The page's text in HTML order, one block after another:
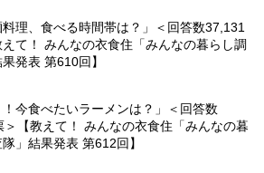
料理、食べる時間帯は？」＜回答数37,131
て！ みんなの衣食住「みんなの暮らし調
発表 第610回】
！今食べたいラーメンは？」＜回答数
＞【教えて！ みんなの衣食住「みんなの暮
」結果発表 第612回】